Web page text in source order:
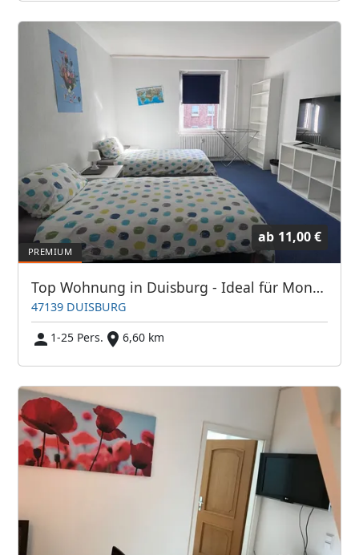
ab 11,00 €
Top Wohnung in Duisburg - Ideal für Monteure
47139 DUISBURG
1-25 Pers.
6,60 km